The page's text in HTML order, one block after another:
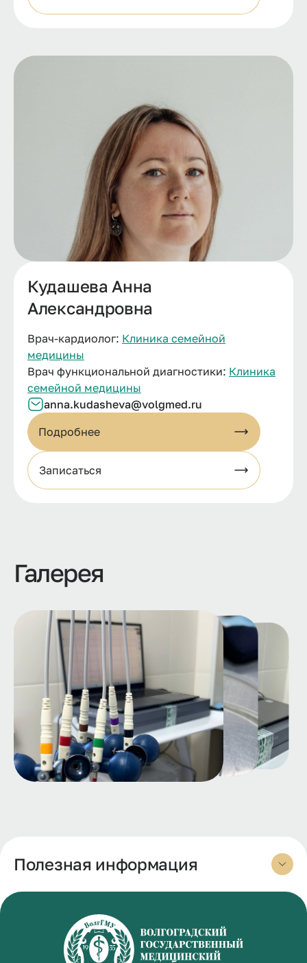
Кудашева Анна
Александровна
Врач-кардиолог: Клиника семейной
медицины
Врач функциональной диагностики: Клиника
семейной медицины
anna.kudasheva@volgmed.ru
Подробнее
Записаться
Галерея
Полезная информация